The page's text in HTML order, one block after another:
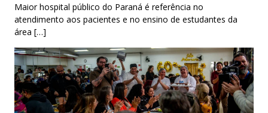
Maior hospital público do Paraná é referência no
atendimento aos pacientes e no ensino de estudantes da
área […]